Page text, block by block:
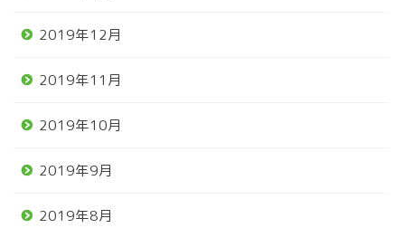
2019年12月
2019年11月
2019年10月
2019年9月
2019年8月